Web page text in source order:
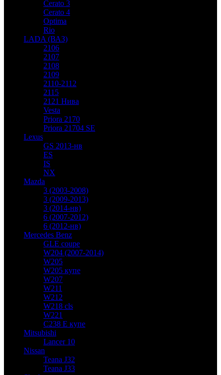
Cerato 3
Cerato 4
Optima
Rio
LADA (ВАЗ)
2106
2107
2108
2109
2110-2112
2115
2121 Нива
Vesta
Priora 2170
Priora 21704 SE
Lexus
GS 2013-нв
ES
IS
NX
Mazda
3 (2003-2008)
3 (2009-2013)
3 (2014-нв)
6 (2007-2012)
6 (2012-нв)
Mercedes Benz
GLE coupe
W204 (2007-2014)
W205
W205 купе
W207
W211
W212
W218 cls
W221
C238 E купе
Mitsubishi
Lancer 10
Nissan
Teana J32
Teana J33